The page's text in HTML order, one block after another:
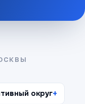
округ